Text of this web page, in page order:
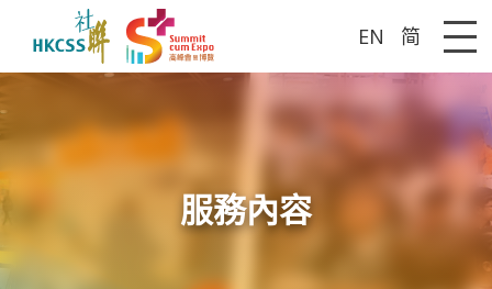
EN 简
服務內容